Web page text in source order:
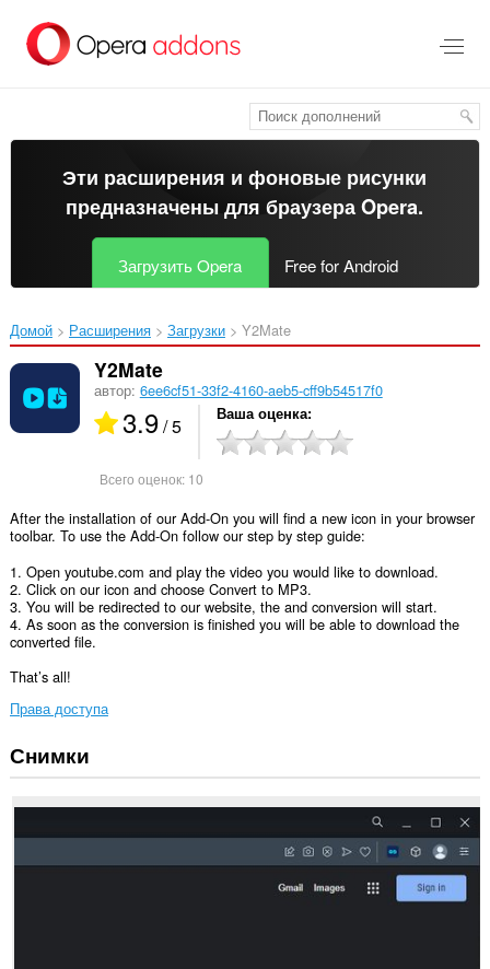
перейти
Эти расширения и фоновые рисунки
предназначены длябраузера Opera.
Загрузить Opera Free for Android
Домой Расширения Загрузки Y2Mate‎
Y2Mate
автор: 6ee6cf51-33f2-4160-aeb5-cff9b54517f0
3.9/ 5 Ваша оценка
Всего оценок: 10
After the installation of our Add-On you will find a new icon in your browser
toolbar. To use the Add-On follow our step by step guide:
1. Open youtube.com and play the video you would like to download.
2. Click on our icon and choose Convert to MP3.
3. You will be redirected to our website, the and conversion will start.
4. As soon as the conversion is finished you will be able to download the
converted file.
That’s all!
Права доступа
У
этого
есть
к
вашим
Снимки